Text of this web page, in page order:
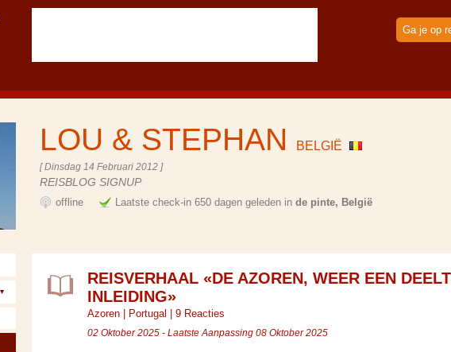
Ga je op
LOU & STEPHAN BELGIË
[ Dinsdag 14 Februari 2012 ]
REISBLOG SIGNUP
offline Laatste check-in 650 dagen geleden in de pinte, België
REISVERHAAL «DE AZOREN, WEER EEN
INLEIDING»
Azoren Portugal 9 Reacties
02 Oktober 2025 - Laatste Aanpassing 08 Oktober 2025